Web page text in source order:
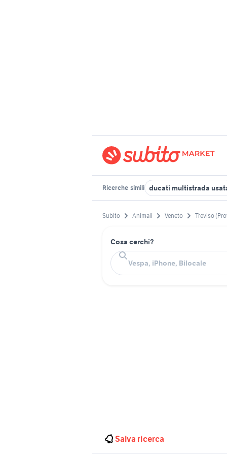
Ricerche simili ducati multistrada
Subito Animali Veneto Treviso
Cosa cerchi?
Salva ricerca